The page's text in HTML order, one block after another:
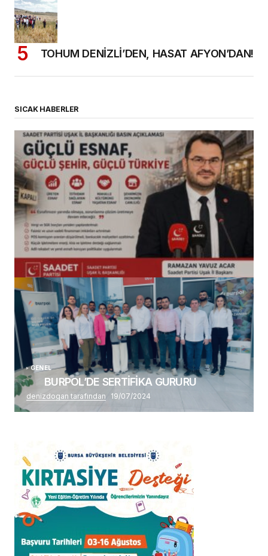
TOHUM DENİZLİ’DEN, HASAT AFYON’DAN!
SICAK HABERLER
(başlıksız)
Alaattin Karahan tarafından 14/07/2026
GENEL
BURPOL’DE SERTİFİKA GURURU
denizdogan tarafından 19/07/2024